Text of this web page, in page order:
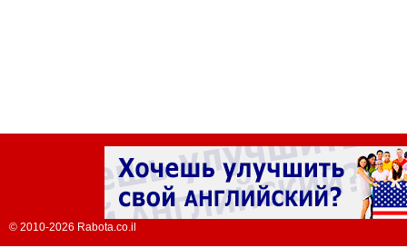
© 2010-2026 Rabota.co.il